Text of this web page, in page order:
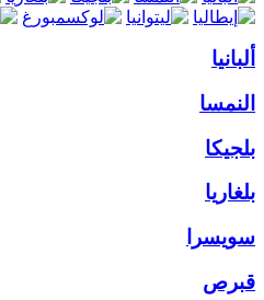
ألبانيا
النمسا
بلجيكا
بلغاريا
سويسرا
قبرص